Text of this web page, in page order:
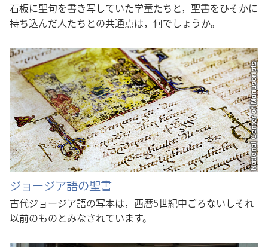
石板に聖句を書き写していた学童たちと，聖書をひそかに
持ち込んだ人たちとの共通点は，何でしょうか。
ジョージア語の聖書
古代ジョージア語の写本は，西暦5世紀中ごろないしそれ
以前のものとみなされています。